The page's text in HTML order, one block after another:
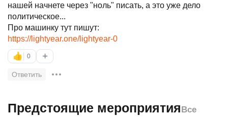
нашей начнете через "ноль" писать, а это уже дело
политическое...
https://lightyear.one/lightyear-0
👍 0 +
Ответить
Предстоящие мероприятияВсе